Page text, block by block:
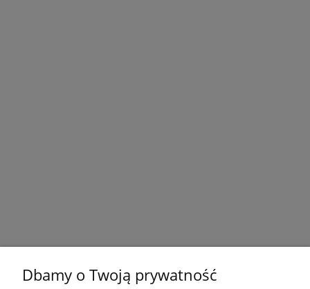
Dbamy o Twoją prywatność